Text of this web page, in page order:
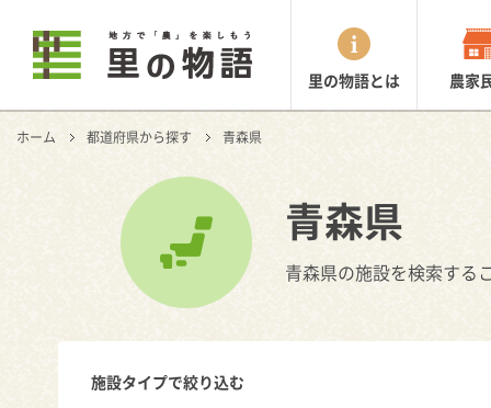
里の物語とは 農家
ホーム 都道府県から探す 青森県
青森県
青森県の施設を検索する
施設タイプで絞り込む